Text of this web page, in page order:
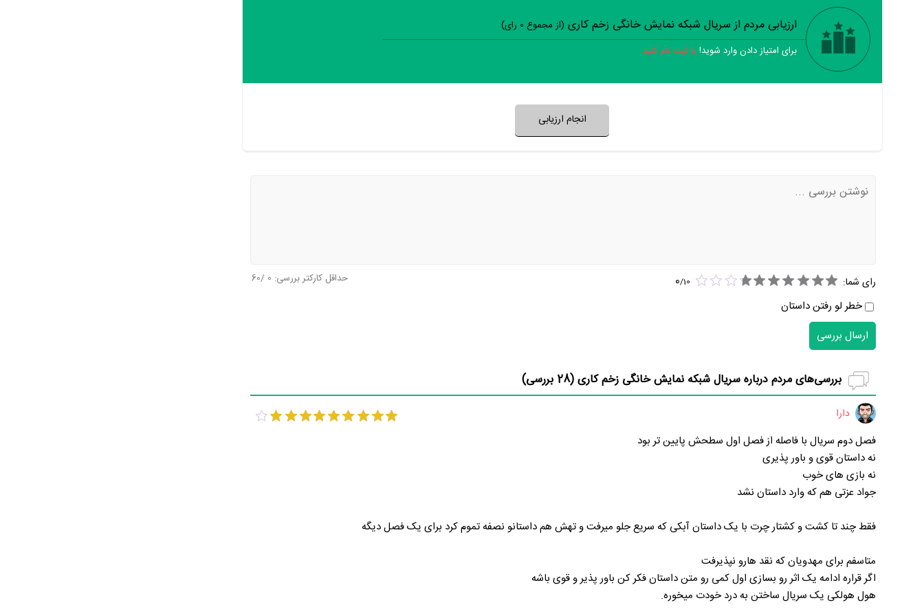
ارزیابی مردم از سریال شبکه نمایش خانگی زخم کاری (از مجموع 0 رای)
برای امتیاز دادن وارد شوید! یا ثبت نام کنید
انجام ارزیابی
رای شما: 0/10
خطر لو رفتن داستان
حداقل کارکتر بررسی: 0
/60
ارسال بررسی
بررسی‌های مردم درباره سریال شبکه نمایش خانگی زخم کاری (28 بررسی)
دارا
فصل دوم سریال با فاصله از فصل اول سطحش پایین تر بود
نه داستان قوی و باور پذیری
نه بازی های خوب
جواد عزتی هم که وارد داستان نشد
فقط چند تا کشت و کشتار چرت با یک داستان آبکی که سریع جلو میرفت و تهش هم داستانو نصفه تموم کرد برای یک فصل دیگه
متاسفم برای مهدویان که نقد هارو نپذیرفت
اگر قراره ادامه یک اثر رو بسازی اول کمی رو متن داستان فکر کن باور پذیر و قوی باشه
هول هولکی یک سریال ساختن به درد خودت میخوره.